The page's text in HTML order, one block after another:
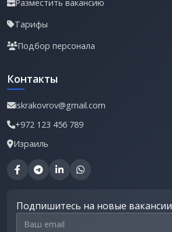
Разместить вакансию
Тарифы
Подбор персонала
Контакты
iskrakovrov@gmail.com
+972 123 456 789
Израиль
Подпишитесь на новые вакансии
Email для подписки